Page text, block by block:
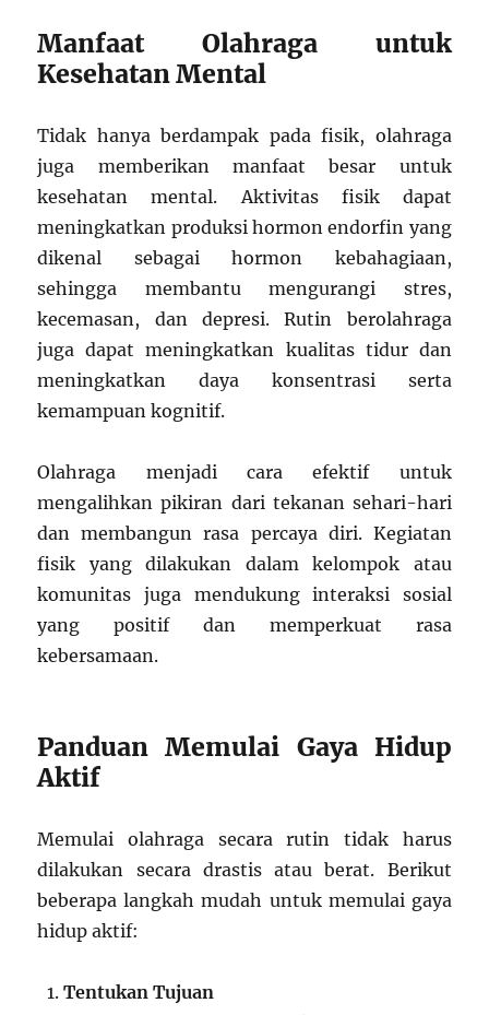
Manfaat Olahraga untuk
Kesehatan Mental
Tidak hanya berdampak pada fisik, olahraga
juga memberikan manfaat besar untuk
kesehatan mental. Aktivitas fisik dapat
meningkatkan produksi hormon endorfin yang
dikenal sebagai hormon kebahagiaan,
sehingga membantu mengurangi stres,
kecemasan, dan depresi. Rutin berolahraga
juga dapat meningkatkan kualitas tidur dan
meningkatkan daya konsentrasi serta
kemampuan kognitif.
Olahraga menjadi cara efektif untuk
mengalihkan pikiran dari tekanan sehari-hari
dan membangun rasa percaya diri. Kegiatan
fisik yang dilakukan dalam kelompok atau
komunitas juga mendukung interaksi sosial
yang positif dan memperkuat rasa
kebersamaan.
Panduan Memulai Gaya Hidup
Aktif
Memulai olahraga secara rutin tidak harus
dilakukan secara drastis atau berat. Berikut
beberapa langkah mudah untuk memulai gaya
hidup aktif:
Tentukan Tujuan